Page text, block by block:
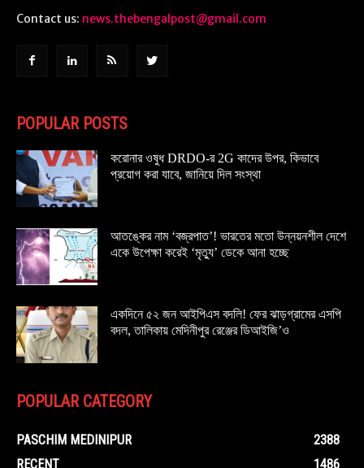
Contact us: news.thebengalpost@gmail.com
POPULAR POSTS
করোনার ওষুধ DRDO-র 2G কাদের উপর, কিভাবে
প্রয়োগ করা যাবে, জানিয়ে দিল সংস্থা
আতঙ্কের নাম ‘বজ্রপাত’! ভারতের মতো উন্নয়নশীল দেশে
একে উপেক্ষা করেই ‘মৃত্যু’ ডেকে আনা হচ্ছে
একদিনে ৫২ জন আইপিএস বদলি! ফের ঝাড়গ্রামের এসপি
বদল, তালিকায় মেদিনীপুর রেঞ্জের ডিআইজি’ও
POPULAR CATEGORY
PASCHIM MEDINIPUR
2388
RECENT
1486